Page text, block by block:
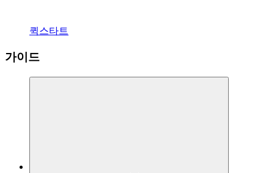
퀵스타트
가이드